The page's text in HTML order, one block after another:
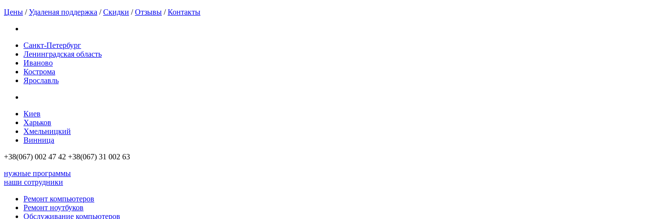
Цены /Удаленая поддержка /Скидки /Отзывы /Контакты
Санкт-Петербург
Ленинградская область
Иваново
Кострома
Ярославль
Киев
Харьков
Хмельницкий
Винница
+38(067) 002 47 42 +38(067) 31 002 63
нужные программы
наши сотрудники
Ремонт компьютеров
Ремонт ноутбуков
Обслуживание компьютеров